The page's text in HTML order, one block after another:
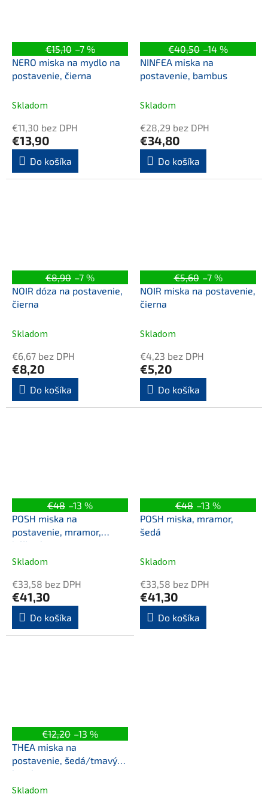
€15,10 –7 %
NERO miska na mydlo na
postavenie, čierna
Skladom
€11,30 bez DPH
€13,90
Do košíka
€40,50 –14 %
NINFEA miska na
postavenie, bambus
Skladom
€28,29 bez DPH
€34,80
Do košíka
€8,90 –7 %
NOIR dóza na postavenie,
čierna
Skladom
€6,67 bez DPH
€8,20
Do košíka
€5,60 –7 %
NOIR miska na postavenie,
čierna
Skladom
€4,23 bez DPH
€5,20
Do košíka
€48 –13 %
POSH miska na
postavenie, mramor,
béžová
Skladom
€33,58 bez DPH
€41,30
Do košíka
€48 –13 %
POSH miska, mramor,
šedá
Skladom
€33,58 bez DPH
€41,30
Do košíka
€12,20 –13 %
THEA miska na
postavenie, šedá/tmavý
bambus
Skladom